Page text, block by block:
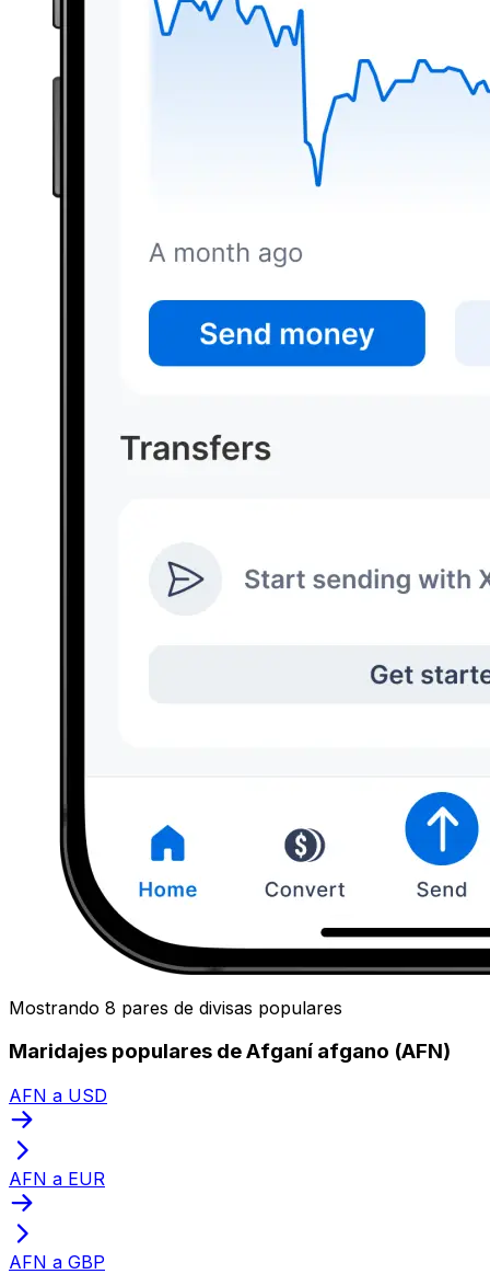
Mostrando 8 pares de divisas populares
Maridajes populares de Afganí afgano (AFN)
AFN a USD
AFN a EUR
AFN a GBP